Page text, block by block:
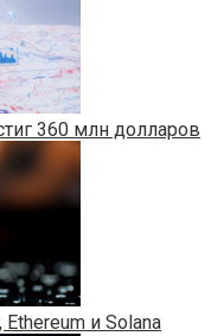
360 млн долларов
и Solana